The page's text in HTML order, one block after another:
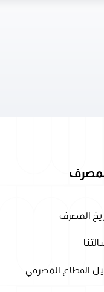
المصرف
القطاع المصرفي